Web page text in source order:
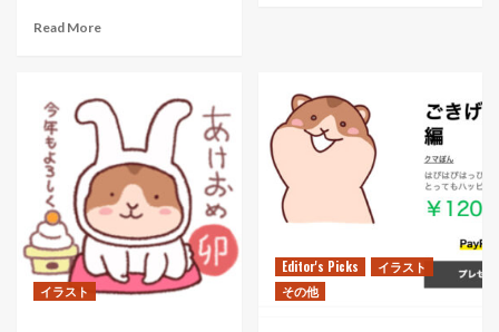
Read More
イラスト
Editor's Picks
イラスト
その他